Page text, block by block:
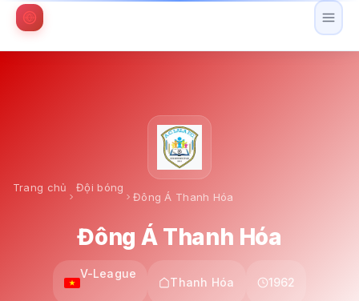
Trang chủ Đội bóng
Đông Á Thanh Hóa
Đông Á Thanh Hóa
V-League
Thanh Hóa 1962